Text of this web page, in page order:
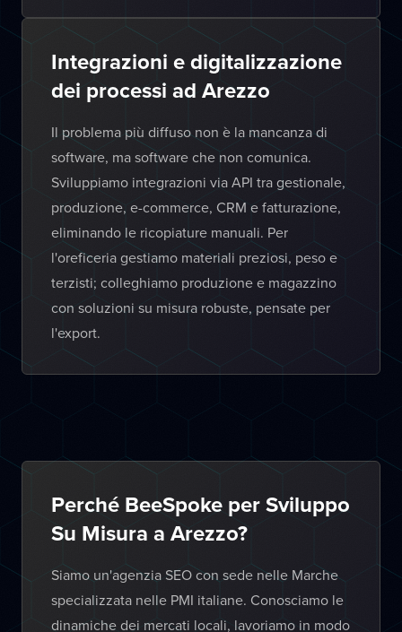
Integrazioni e digitalizzazione
dei processi ad Arezzo
Il problema più diffuso non è la mancanza di
software, ma software che non comunica.
Sviluppiamo integrazioni via API tra gestionale,
produzione, e-commerce, CRM e fatturazione,
eliminando le ricopiature manuali. Per
l'oreficeria gestiamo materiali preziosi, peso e
terzisti; colleghiamo produzione e magazzino
con soluzioni su misura robuste, pensate per
l'export.
Perché BeeSpoke per Sviluppo
Su Misura a Arezzo?
Siamo un'agenzia SEO con sede nelle Marche
specializzata nelle PMI italiane. Conosciamo le
dinamiche dei mercati locali, lavoriamo in modo